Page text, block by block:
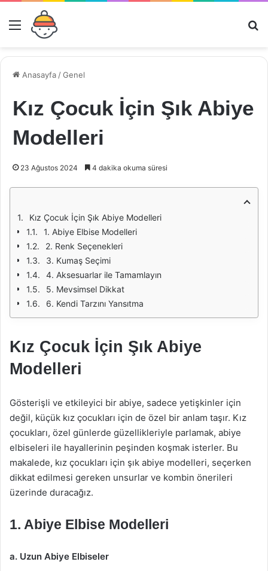
Menü
Anasayfa /Genel
Kız Çocuk İçin Şık Abiye
Modelleri
23 Ağustos 2024 4 dakika okuma süresi
Kız Çocuk İçin Şık Abiye Modelleri
1. Abiye Elbise Modelleri
2. Renk Seçenekleri
3. Kumaş Seçimi
4. Aksesuarlar ile Tamamlayın
5. Mevsimsel Dikkat
6. Kendi Tarzını Yansıtma
Kız Çocuk İçin Şık Abiye
Modelleri
Gösterişli ve etkileyici bir abiye, sadece yetişkinler için
değil, küçük kız çocukları için de özel bir anlam taşır. Kız
çocukları, özel günlerde güzellikleriyle parlamak, abiye
elbiseleri ile hayallerinin peşinden koşmak isterler. Bu
makalede, kız çocukları için şık abiye modelleri, seçerken
dikkat edilmesi gereken unsurlar ve kombin önerileri
üzerinde duracağız.
1. Abiye Elbise Modelleri
a. Uzun Abiye Elbiseler